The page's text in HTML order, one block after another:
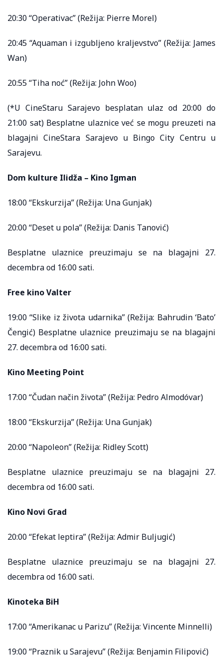
20:30 “Operativac” (Režija: Pierre Morel)
20:45 “Aquaman i izgubljeno kraljevstvo” (Režija: James
Wan)
20:55 “Tiha noć” (Režija: John Woo)
(*U CineStaru Sarajevo besplatan ulaz od 20:00 do
21:00 sat) Besplatne ulaznice već se mogu preuzeti na
blagajni CineStara Sarajevo u Bingo City Centru u
Sarajevu.
Dom kulture Ilidža – Kino Igman
18:00 “Ekskurzija” (Režija: Una Gunjak)
20:00 “Deset u pola” (Režija: Danis Tanović)
Besplatne ulaznice preuzimaju se na blagajni 27.
decembra od 16:00 sati.
Free kino Valter
19:00 “Slike iz života udarnika” (Režija: Bahrudin ‘Bato’
Čengić) Besplatne ulaznice preuzimaju se na blagajni
27. decembra od 16:00 sati.
Kino Meeting Point
17:00 “Čudan način života” (Režija: Pedro Almodóvar)
18:00 “Ekskurzija” (Režija: Una Gunjak)
20:00 “Napoleon” (Režija: Ridley Scott)
Besplatne ulaznice preuzimaju se na blagajni 27.
decembra od 16:00 sati.
Kino Novi Grad
20:00 “Efekat leptira” (Režija: Admir Buljugić)
Besplatne ulaznice preuzimaju se na blagajni 27.
decembra od 16:00 sati.
Kinoteka BiH
17:00 “Amerikanac u Parizu” (Režija: Vincente Minnelli)
19:00 “Praznik u Sarajevu” (Režija: Benjamin Filipović)